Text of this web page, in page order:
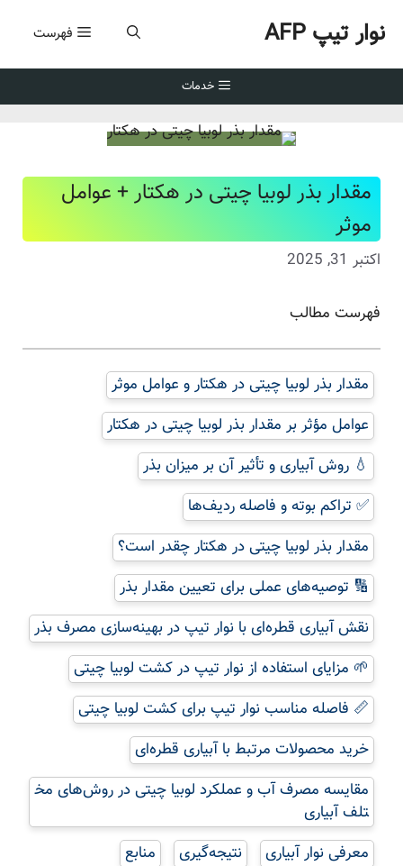
نوار تیپ AFP فهرست
خدمات
مقدار بذر لوبیا چیتی در هکتار + عوامل
موثر
اکتبر 31, 2025
فهرست مطالب
مقدار بذر لوبیا چیتی در هکتار و عوامل موثر
عوامل مؤثر بر مقدار بذر لوبیا چیتی در هکتار
💧 روش آبیاری و تأثیر آن بر میزان بذر
✅ تراکم بوته و فاصله ردیف‌ها
مقدار بذر لوبیا چیتی در هکتار چقدر است؟
🔢 توصیه‌های عملی برای تعیین مقدار بذر
نقش آبیاری قطره‌ای با نوار تیپ در بهینه‌سازی مصرف بذر
🌱 مزایای استفاده از نوار تیپ در کشت لوبیا چیتی
📏 فاصله مناسب نوار تیپ برای کشت لوبیا چیتی
خرید محصولات مرتبط با آبیاری قطره‌ای
مقایسه مصرف آب و عملکرد لوبیا چیتی در روش‌های مخ
تلف آبیاری
معرفی نوار آبیاری
نتیجه‌گیری
منابع